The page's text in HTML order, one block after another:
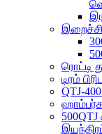
ரொட்டி
டிரம்
QTJ-